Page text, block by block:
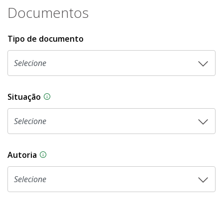
Documentos
Tipo de documento
Situação Na CLDF, as proposições legislativas
Autoria As proposições legislativas na CLDF podem